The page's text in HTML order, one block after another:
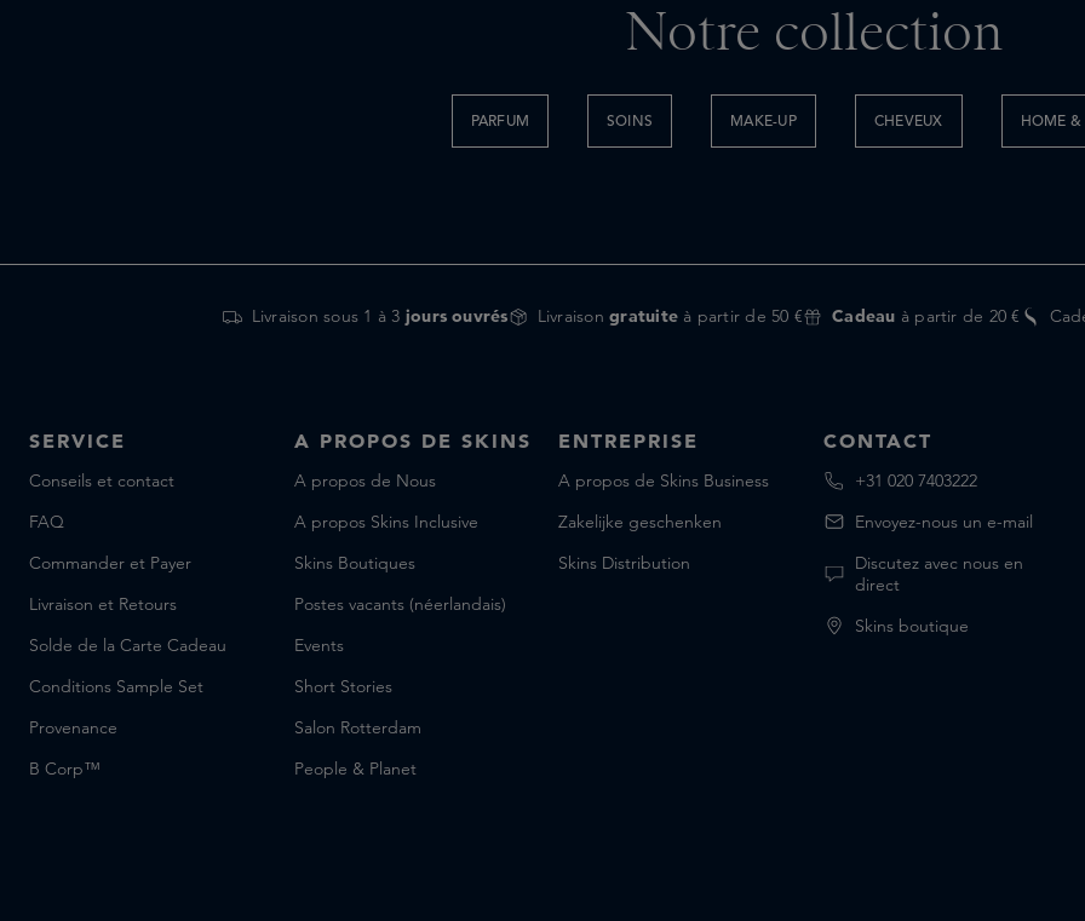
Notre collection
PARFUM SOINS MAKE-UP CHEVEUX HOME &
Livraison sous 1 à 3 jours ouvrés Livraisongratuite à partir de 50 € Cadeau à partir de 20 €
SERVICE
Conseils et contact
FAQ
Commander et Payer
Livraison et Retours
Solde de la Carte Cadeau
Conditions Sample Set
Provenance
B Corp™
A PROPOS DE SKINS
A propos de Nous
A propos Skins Inclusive
Skins Boutiques
Postes vacants (néerlandais)
Events
Short Stories
Salon Rotterdam
People & Planet
ENTREPRISE
A propos de Skins Business
Zakelijke geschenken
Skins Distribution
CONTACT
+31 020 7403222
Envoyez-nous un e-mail
Discutez avec nous en
direct
Skins boutique